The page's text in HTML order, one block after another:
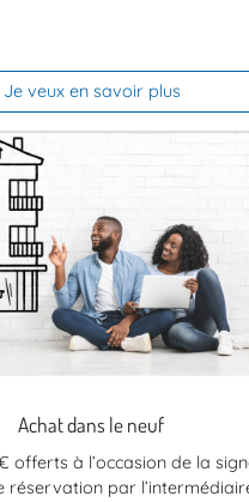
Je veux en savoir plus
Achat dans le neuf
offerts à l’occasion de la
réservation par